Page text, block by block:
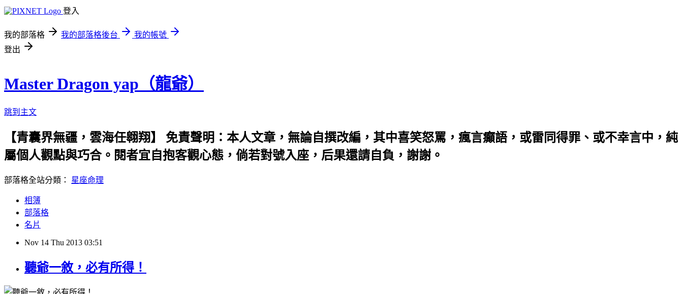
登入
我的部落格 我的部落格後台
我的帳號
登出
Master Dragon yap（龍爺）
跳到主文
【青囊界無疆，雲海任翱翔】 免責聲明：本人文章，無論自撰改編，其中喜笑怒罵，瘋言癲語，或雷同得罪、或不幸言中，純
屬個人觀點與巧合。閱者宜自抱客觀心態，倘若對號入座，后果還請自負，謝謝。
部落格全站分類： 星座命理
相簿
部落格
名片
Nov 14 Thu 2013 03:51
聽爺一敘，必有所得！